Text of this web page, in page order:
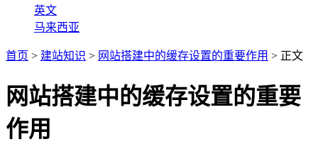
英文
马来西亚
首页 > 建站知识 > 网站搭建中的缓存设置的重要作用 > 正文
网站搭建中的缓存设置的重要
作用